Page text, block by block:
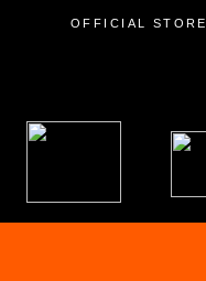
OFFICIAL STORE